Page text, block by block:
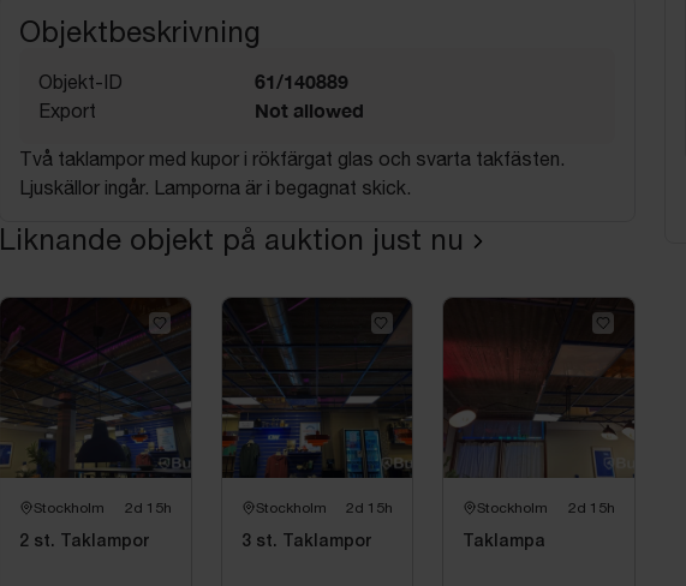
Objektbeskrivning
Objekt-ID 61/140889
Export Not allowed
Två taklampor med kupor i rökfärgat glas och svarta takfästen.
Ljuskällor ingår. Lamporna är i begagnat skick.
Liknande objekt på auktion just nu
Stockholm 2d 15h
2 st. Taklampor
Stockholm 2d 15h
3 st. Taklampor
Stockholm 2d 15h
Taklampa